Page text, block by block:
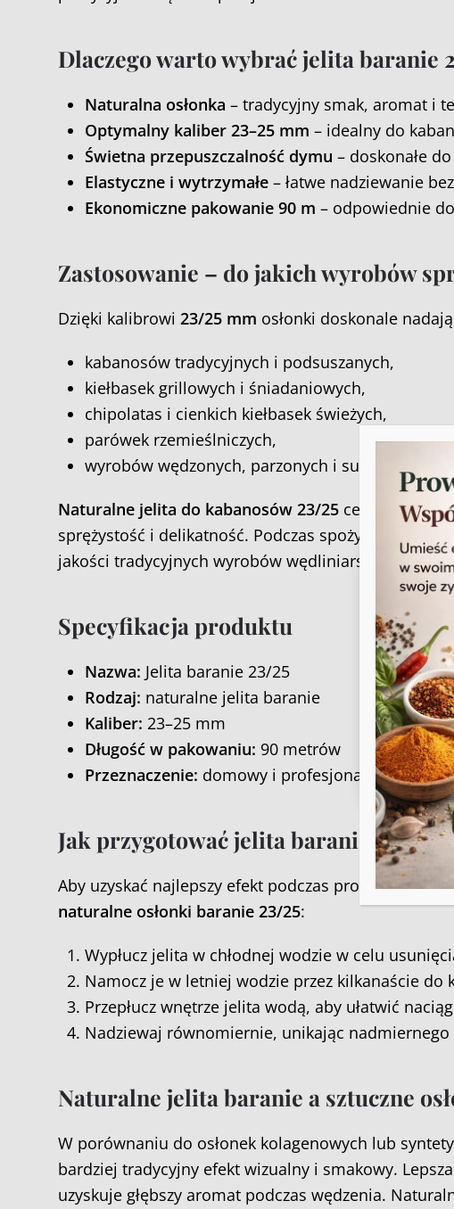
Aby
do
technologie
przeglądania
wycofanie
Dlaczego warto wybrać jelita baranie
Naturalna osłonka – tradycyjny smak, aromat i
Optymalny kaliber 23–25 mm – idealny do
Świetna przepuszczalność dymu – doskonałe
Elastyczne i wytrzymałe– łatwe nadziewanie
Ekonomiczne pakowanie 90 m – odpowiednie
Zastosowanie – do jakich wyrobów
Dzięki kalibrowi 23/25 mm osłonki doskonale
kabanosów tradycyjnych i podsuszanych,
kiełbasek grillowych i śniadaniowych,
chipolatas i cienkich kiełbasek świeżych,
parówek rzemieślniczych,
wyrobów wędzonych, parzonych i suszonych.
Naturalne jelita do kabanosów 23/25cenione są za
sprężystość i delikatność. Podczas spożycia
jakości tradycyjnych wyrobów wędliniarskich.
Specyfikacja produktu
Nazwa: Jelita baranie 23/25
Rodzaj: naturalne jelita baranie
Kaliber: 23–25 mm
Długość w pakowaniu: 90 metrów
Przeznaczenie: domowy i profesjonalny wyrób
Jak przygotować jelita baranie do
Aby uzyskać najlepszy efekt podczas produkcji
naturalne osłonki baranie 23/25:
Wypłucz jelita w chłodnej wodzie w celu
Namocz je w letniej wodzie przez kilkanaście
Przepłucz wnętrze jelita wodą, aby ułatwić
Nadziewaj równomiernie, unikając
Naturalne jelita baranie a sztuczne
W porównaniu do osłonek kolagenowych lub
bardziej tradycyjny efekt wizualny i smakowy.
uzyskuje głębszy aromat podczas wędzenia.